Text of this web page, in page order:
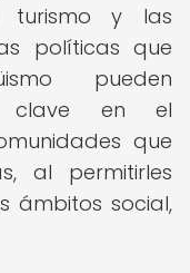
turismo y las
políticas que
pueden
clave en el
que
al permitirles
ámbitos social,